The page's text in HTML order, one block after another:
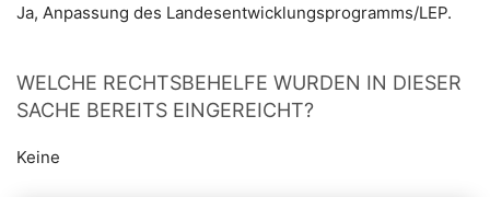
Ja, Anpassung des Landesentwicklungsprogramms/LEP.
WELCHE RECHTSBEHELFE WURDEN IN DIESER
SACHE BEREITS EINGEREICHT?
Keine